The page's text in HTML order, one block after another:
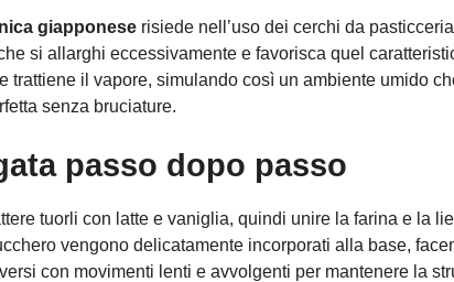
giapponese risiede nell’uso dei cerchi da
si allarghi eccessivamente e favorisca quel
trattiene il vapore, simulando così un ambiente umido
senza bruciature.
passo dopo passo
tuorli con latte e vaniglia, quindi unire la farina e la
vengono delicatamente incorporati alla base,
con movimenti lenti e avvolgenti per mantenere la